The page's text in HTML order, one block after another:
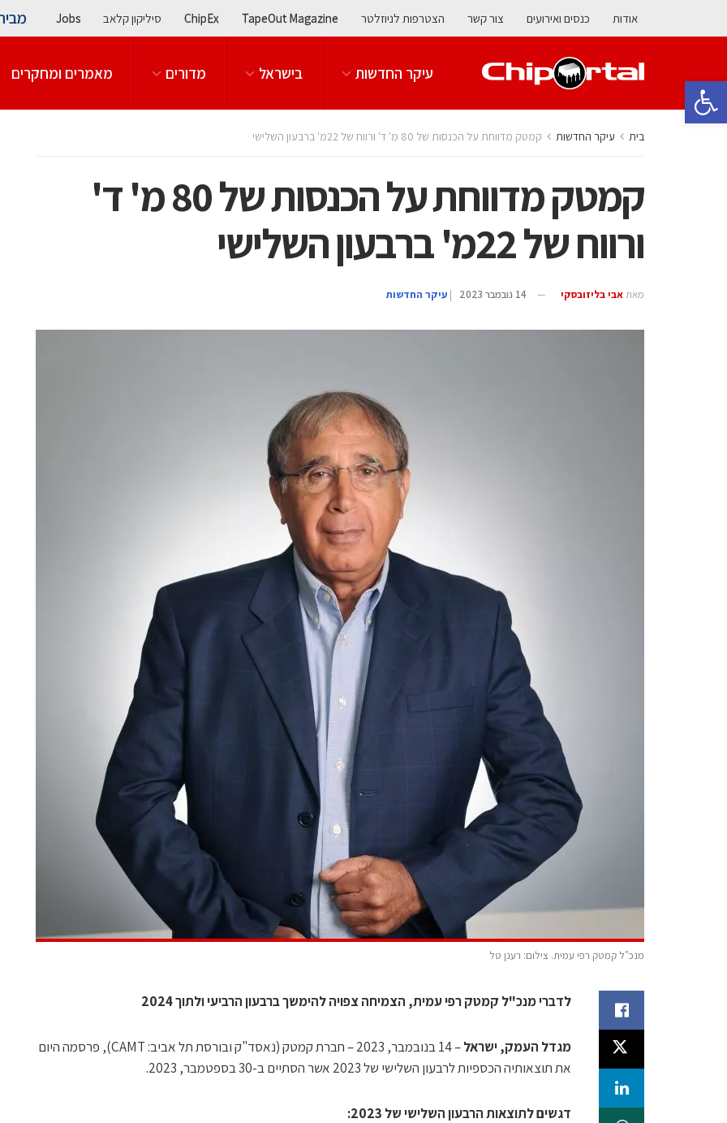
פתח סרגל נגישות
אודות כנסים ואירועים צור קשר הצטרפות לניוזלטר TapeOut Magazine
ChipEx סיליקון קלאב Jobs
עיקר החדשות בישראל מדורים מאמרים ומחקרים
בית עיקר החדשות קמטק מדווחת על הכנסות של 80 מ' ד' ורווח של 22מ' ברבעון השלישי
קמטק מדווחת על הכנסות של 80 מ' ד'
ורווח של 22מ' ברבעון השלישי
מאת אבי בליזובסקי 14 נובמבר 2023 | עיקר החדשות
מנכ"ל קמטק רפי עמית. צילום: רענן טל
לדברי מנכ"ל קמטק רפי עמית, הצמיחה צפויה להימשך ברבעון הרביעי ולתוך 2024
מגדל העמק, ישראל
– 14 בנובמבר, 2023 – חברת קמטק (נאסד"ק ובורסת תל אביב: CAMT), פרסמה היום
את תוצאותיה הכספיות לרבעון השלישי של 2023 אשר הסתיים ב-30 בספטמבר, 2023.
דגשים לתוצאות הרבעון השלישישל 2023: